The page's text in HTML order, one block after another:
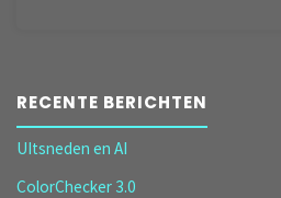
RECENTE BERICHTEN
UItsneden en AI
ColorChecker 3.0